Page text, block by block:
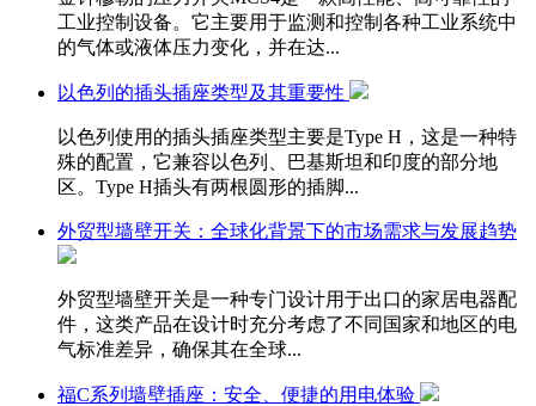
工业控制设备。它主要用于监测和控制各种工业系统中
的气体或液体压力变化，并在达...
以色列的插头插座类型及其重要性
以色列使用的插头插座类型主要是Type H，这是一种特
殊的配置，它兼容以色列、巴基斯坦和印度的部分地
区。Type H插头有两根圆形的插脚...
外贸型墙壁开关：全球化背景下的市场需求与发展趋势
外贸型墙壁开关是一种专门设计用于出口的家居电器配
件，这类产品在设计时充分考虑了不同国家和地区的电
气标准差异，确保其在全球...
福C系列墙壁插座：安全、便捷的用电体验